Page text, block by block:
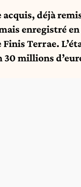
acquis, déjà
enregistré
Finis Terrae.
30 millions